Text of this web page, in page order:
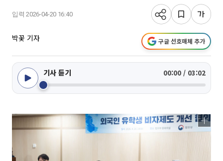
입력 2026-04-20 16:40
박꽃 기자 구글 선호매체 추가
기사 듣기 00:00 / 03:02